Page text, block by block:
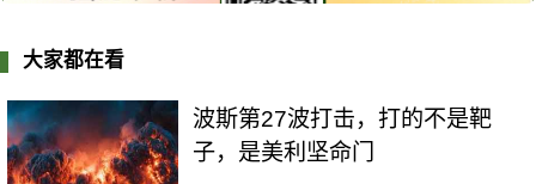
大家都在看
波斯第27波打击，打的不是靶
子，是美利坚命门